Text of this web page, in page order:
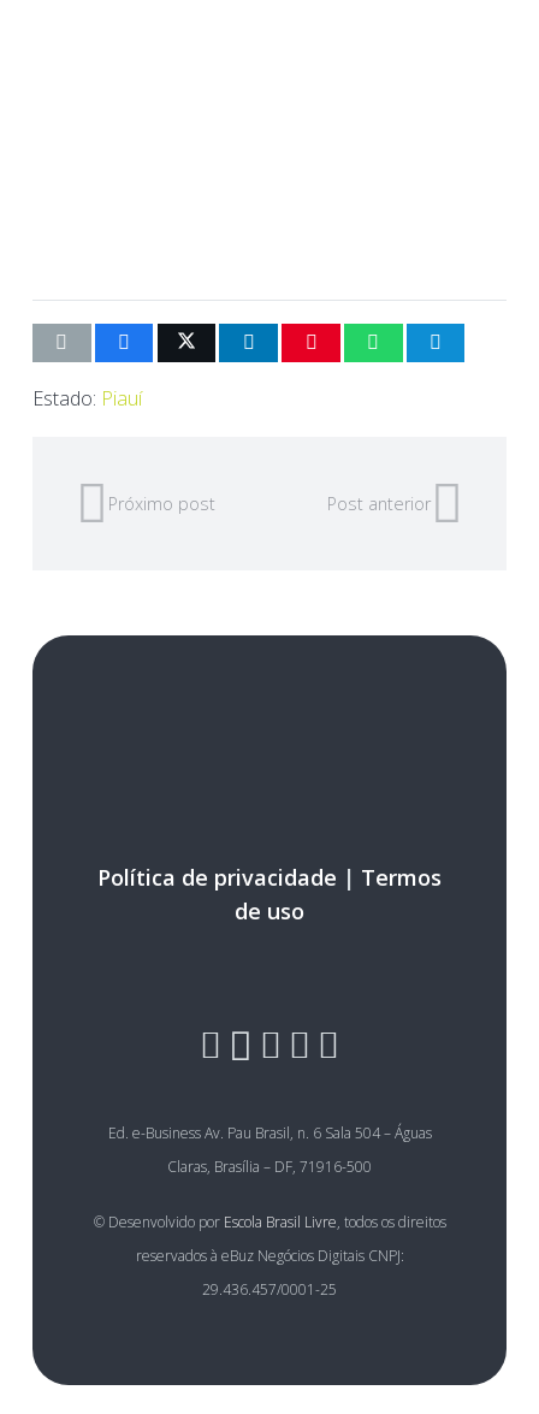
Estado: Piauí
Próximo post Post anterior
Política de privacidade | Termos
de uso
Ed. e-Business Av. Pau Brasil, n. 6 Sala 504 – Águas
Claras, Brasília – DF, 71916-500
© Desenvolvido por Escola Brasil Livre, todos os direitos
reservados à eBuz Negócios Digitais CNPJ:
29.436.457/0001-25